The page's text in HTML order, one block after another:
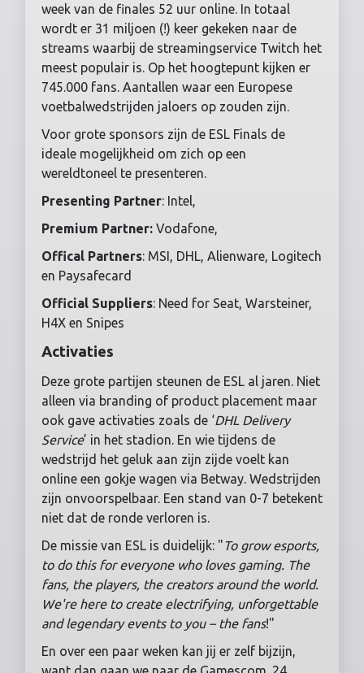
week van de finales 52 uur online. In totaal
wordt er 31 miljoen (!) keer gekeken naar de
streams waarbij de streamingservice Twitch het
meest populair is. Op het hoogtepunt kijken er
745.000 fans. Aantallen waar een Europese
voetbalwedstrijden jaloers op zouden zijn.
Voor grote sponsors zijn de ESL Finals de
ideale mogelijkheid om zich op een
wereldtoneel te presenteren.
Presenting Partner: Intel,
Premium Partner:Vodafone,
Offical Partners: MSI, DHL, Alienware, Logitech
en Paysafecard
Official Suppliers: Need for Seat, Warsteiner,
H4X en Snipes
Activaties
Deze grote partijen steunen de ESL al jaren. Niet
alleen via branding of product placement maar
ook gave activaties zoals de ‘DHL Delivery
Service’ in het stadion. En wie tijdens de
wedstrijd het geluk aan zijn zijde voelt kan
online een gokje wagen via Betway. Wedstrijden
zijn onvoorspelbaar. Een stand van 0-7 betekent
niet dat de ronde verloren is.
De missie van ESL is duidelijk: " To grow esports,
to do this for everyone who loves gaming. The
fans, the players, the creators around the world.
We're here to create electrifying, unforgettable
and legendary events to you – the fans!"
En over een paar weken kan jij er zelf bijzijn,